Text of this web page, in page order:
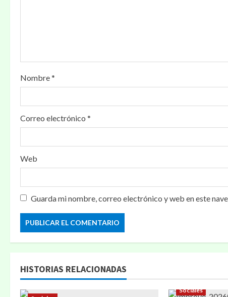
Nombre*
Correo electrónico *
Web
Guarda mi nombre, correo electrónico y web en este
HISTORIAS RELACIONADAS
Sociales